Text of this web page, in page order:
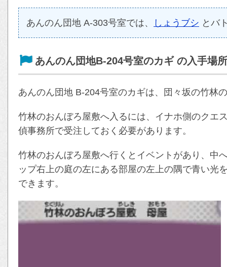
あんのん団地 A-303号室では、 しょうブシ とバ
あんのん団地B-204号室のカギ の入手場所
あんのん団地 B-204号室のカギは、団々坂の竹林
竹林のおんぼろ屋敷へ入るには、イナホ側のクエ
偵事務所で受注しておく必要があります。
竹林のおんぼろ屋敷へ行くとイベントがあり、中
ップ右上の庭の左にある部屋の左上の隅で青い光
できます。